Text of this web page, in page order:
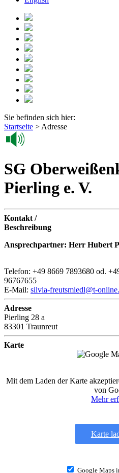
Sie befinden sich hier:
Startseite > Adresse
SG
Pierling e. V.
Kontakt /
Beschreibung
Ansprechpartner: Herr Hubert
Telefon: +49 8669 7893680 od.
96767655
E-Mail: silvia-freutsmiedl@t-
Adresse
Pierling 28 a
83301 Traunreut
Karte
Mit dem Laden der Karte
von
Mehr
Karte
Google Maps